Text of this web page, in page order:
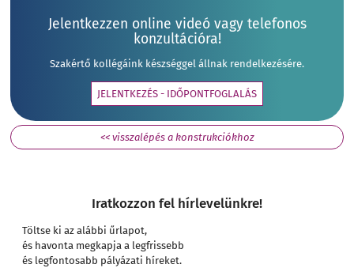
Jelentkezzen online videó vagy telefonos
konzultációra!
Szakértő kollégáink készséggel állnak rendelkezésére.
JELENTKEZÉS - IDŐPONTFOGLALÁS
<< visszalépés a konstrukciókhoz
Iratkozzon fel hírlevelünkre!
Töltse ki az alábbi űrlapot,
és havonta megkapja a legfrissebb
és legfontosabb pályázati híreket.